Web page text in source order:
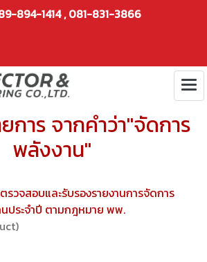
894-1414 , 081-831-3866
การ จากคำว่า"จัดการ
พลังงาน"
รวจสอบและรับรองรายงานการจัดการ
ประจำปี ตามกฎหมาย พพ.